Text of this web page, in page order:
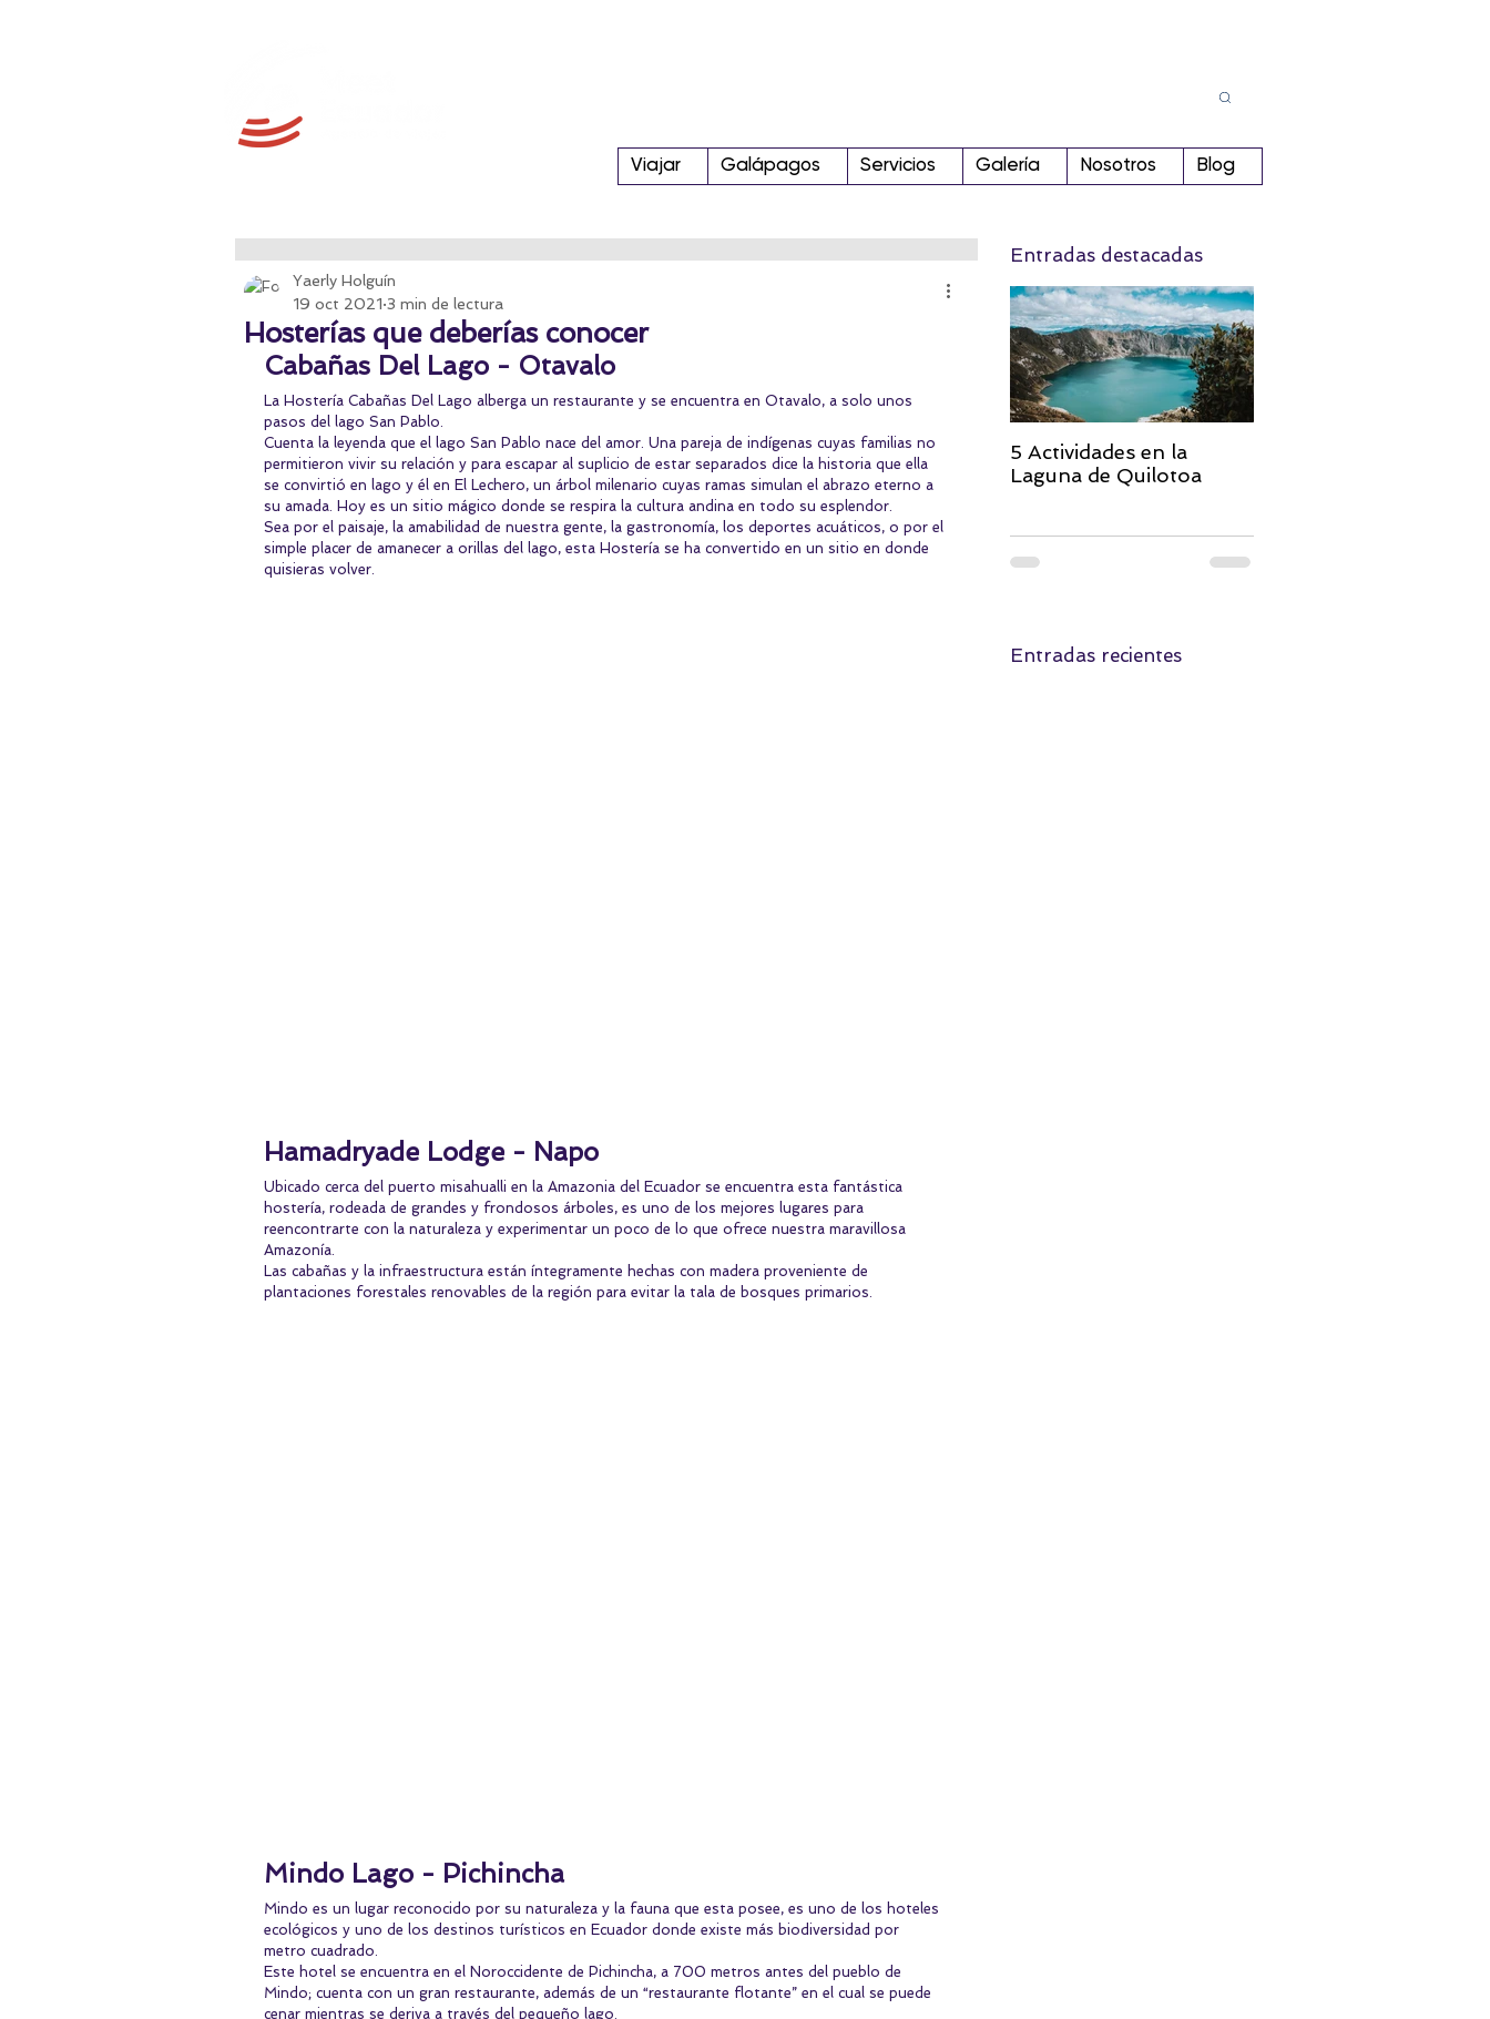
Viajar Galápagos Servicios Galería Nosotros Blog
Hosterías que deberías conocer
Yaerly Holguín
19 oct 2021 3 min de lectura
Cabañas Del Lago - Otavalo
La Hostería Cabañas Del Lago alberga un restaurante y se encuentra en Otavalo, a solo unos
pasos del lago San Pablo.
Cuenta la leyenda que el lago San Pablo nace del amor. Una pareja de indígenas cuyas familias no
permitieron vivir su relación y para escapar al suplicio de estar separados dice la historia que ella
se convirtió en lago y él en El Lechero, un árbol milenario cuyas ramas simulan el abrazo eterno a
su amada. Hoy es un sitio mágico donde se respira la cultura andina en todo su esplendor.
Sea por el paisaje, la amabilidad de nuestra gente, la gastronomía, los deportes acuáticos, o por el
simple placer de amanecer a orillas del lago, esta Hostería se ha convertido en un sitio en donde
quisieras volver.
Hamadryade Lodge - Napo
Ubicado cerca del puerto misahualli en la Amazonia del Ecuador se encuentra esta fantástica
hostería, rodeada de grandes y frondosos árboles, es uno de los mejores lugares para
reencontrarte con la naturaleza y experimentar un poco de lo que ofrece nuestra maravillosa
Amazonía.
Las cabañas y la infraestructura están íntegramente hechas con madera proveniente de
plantaciones forestales renovables de la región para evitar la tala de bosques primarios.
Mindo Lago - Pichincha
Mindo es un lugar reconocido por su naturaleza y la fauna que esta posee, es uno de los hoteles
ecológicos y uno de los destinos turísticos en Ecuador donde existe más biodiversidad por
metro cuadrado.
Este hotel se encuentra en el Noroccidente de Pichincha, a 700 metros antes del pueblo de
Mindo; cuenta con un gran restaurante, además de un “restaurante flotante” en el cual se puede
cenar mientras se deriva a través del pequeño lago.
Entradas destacadas
5 Actividades en la
Laguna de Quilotoa
Entradas recientes